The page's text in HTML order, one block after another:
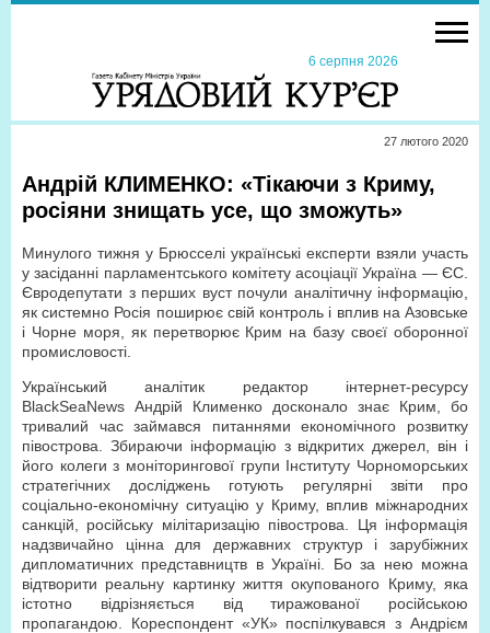
6 серпня 2026
27 лютого 2020
Андрій КЛИМЕНКО: «Тікаючи з Криму,
росіяни знищать усе, що зможуть»
Минулого тижня у Брюсселі українські експерти взяли участь
у засіданні парламентського комітету асоціації Україна — ЄС.
Євродепутати з перших вуст почули аналітичну інформацію,
як системно Росія поширює свій контроль і вплив на Азовське
і Чорне моря, як перетворює Крим на базу своєї оборонної
промисловості.
Український аналітик редактор інтернет-ресурсу
BlackSeaNews Андрій Клименко досконало знає Крим, бо
тривалий час займався питаннями економічного розвитку
півострова. Збираючи інформацію з відкритих джерел, він і
його колеги з моніторингової групи Інституту Чорноморських
стратегічних досліджень готують регулярні звіти про
соціально-економічну ситуацію у Криму, вплив міжнародних
санкцій, російську мілітаризацію півострова. Ця інформація
надзвичайно цінна для державних структур і зарубіжних
дипломатичних представництв в Україні. Бо за нею можна
відтворити реальну картинку життя окупованого Криму, яка
істотно відрізняється від тиражованої російською
пропагандою. Кореспондент «УК» поспілкувався з Андрієм